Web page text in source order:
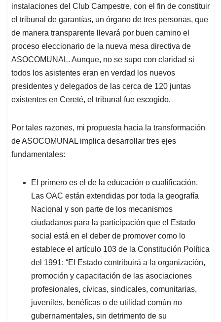
instalaciones del Club Campestre, con el fin de constituir
el tribunal de garantías, un órgano de tres personas, que
de manera transparente llevará por buen camino el
proceso eleccionario de la nueva mesa directiva de
ASOCOMUNAL. Aunque, no se supo con claridad si
todos los asistentes eran en verdad los nuevos
presidentes y delegados de las cerca de 120 juntas
existentes en Cereté, el tribunal fue escogido.
Por tales razones, mi propuesta hacia la transformación
de ASOCOMUNAL implica desarrollar tres ejes
fundamentales:
El primero es el de la educación o cualificación.
Las OAC están extendidas por toda la geografía
Nacional y son parte de los mecanismos
ciudadanos para la participación que el Estado
social está en el deber de promover como lo
establece el artículo 103 de la Constitución Política
del 1991: “El Estado contribuirá a la organización,
promoción y capacitación de las asociaciones
profesionales, cívicas, sindicales, comunitarias,
juveniles, benéficas o de utilidad común no
gubernamentales, sin detrimento de su